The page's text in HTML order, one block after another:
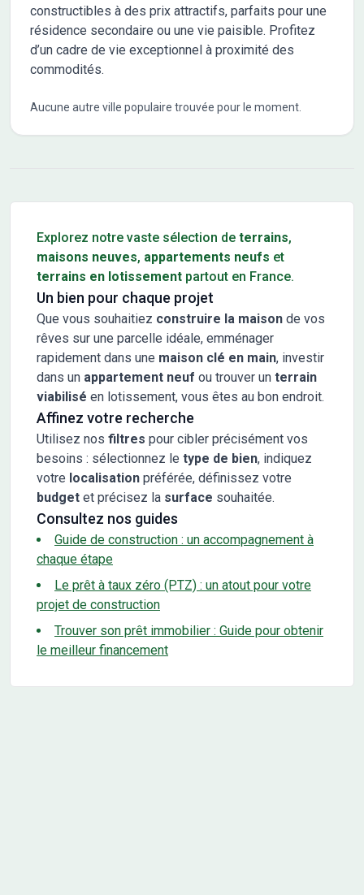
constructibles à des prix attractifs, parfaits pour une
résidence secondaire ou une vie paisible. Profitez
d’un cadre de vie exceptionnel à proximité des
commodités.
Aucune autre ville populaire trouvée pour le moment.
Explorez notre vaste sélection de terrains,
maisons neuves, appartements neufs et
terrains en lotissement partout en France.
Un bien pour chaque projet
Que vous souhaitiez construire la maison de vos
rêves sur une parcelle idéale, emménager
rapidement dans une maison clé en main, investir
dans un appartement neuf ou trouver un terrain
viabilisé en lotissement, vous êtes au bon endroit.
Affinez votre recherche
Utilisez nos filtres pour cibler précisément vos
besoins : sélectionnez le type de bien, indiquez
votre localisation préférée, définissez votre
budget et précisez la surface souhaitée.
Consultez nos guides
Guide de construction : un accompagnement à
chaque étape
Le prêt à taux zéro (PTZ) : un atout pour votre
projet de construction
Trouver son prêt immobilier : Guide pour obtenir
le meilleur financement